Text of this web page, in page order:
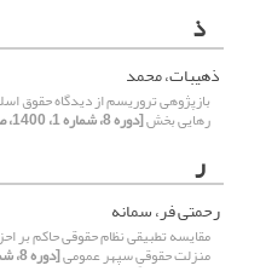
ذ
ذهیبات، محمد
بازپژوهی تروریسم از دیدگاه حقوق
رهایی بخش[دوره 8، شماره 1، 1400، صفحه 203-228]
ر
رحمتی فر، سمانه
مقایسه تطبیقی نظام حقوقی حاکم بر
منزلت حقوقیِ سپهر عمومی[دوره 8، شماره 2، 1400، صفحه 129-154]